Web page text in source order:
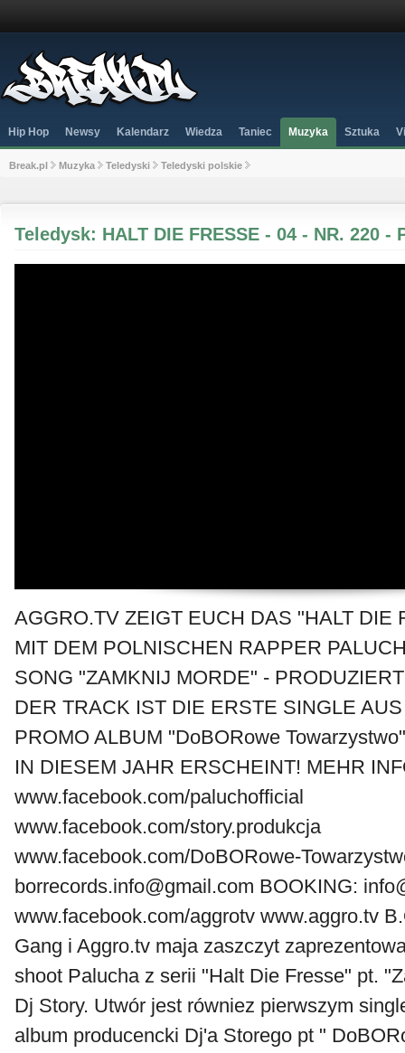
Hip Hop Newsy Kalendarz Wiedza Taniec Muzyka Sztuka
Break.pl Muzyka Teledyski Teledyski polskie
Teledysk: HALT DIE FRESSE - 04 - NR. 220 -
AGGRO.TV ZEIGT EUCH DAS "HALT DIE
MIT DEM POLNISCHEN RAPPER
SONG "ZAMKNIJ MORDE" -
DER TRACK IST DIE ERSTE SINGLE
PROMO ALBUM "DoBORowe
IN DIESEM JAHR ERSCHEINT! MEHR
www.facebook.com/paluchofficial
www.facebook.com/story.produkcja
www.facebook.com/DoBORowe-
borrecords.info@gmail.com BOOKING:
www.facebook.com/aggrotv www.aggro.tv
Gang i Aggro.tv maja zaszczyt
shoot Palucha z serii "Halt Die Fresse" pt.
Dj Story. Utwór jest równiez pierwszym
album producencki Dj'a Storego pt "